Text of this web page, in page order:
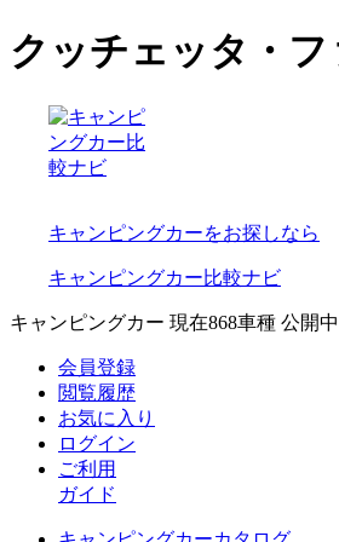
クッチェッタ・
キャンピングカーをお探しなら
キャンピングカー比較ナビ
キャンピングカー 現在868車種 公開中
会員登録
閲覧履歴
お気に入り
ログイン
ご利用
ガイド